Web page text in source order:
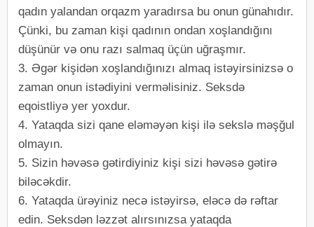
qadın yalandan orqazm yaradırsa bu onun günahıdır.
Çünki, bu zaman kişi qadının ondan xoşlandığını
düşünür və onu razı salmaq üçün uğraşmır.
3. Əgər kişidən xoşlandığınızı almaq istəyirsinizsə o
zaman onun istədiyini verməlisiniz. Seksdə
eqoistliyə yer yoxdur.
4. Yataqda sizi qane eləməyən kişi ilə sekslə məşğul
olmayın.
5. Sizin həvəsə gətirdiyiniz kişi sizi həvəsə gətirə
biləcəkdir.
6. Yataqda ürəyiniz necə istəyirsə, eləcə də rəftar
edin. Seksdən ləzzət alırsınızsa yataqda